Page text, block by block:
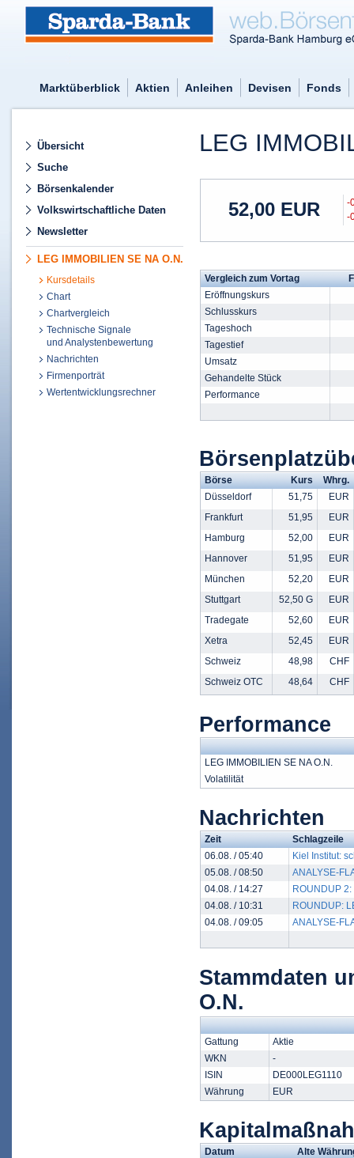
Marktüberblick Aktien Anleihen Devisen Fonds
Übersicht
Suche
Börsenkalender
Volkswirtschaftliche Daten
Newsletter
LEG IMMOBILIEN SE NA O.N.
Kursdetails
Chart
Chartvergleich
Technische Signale
und Analystenbewertung
Nachrichten
Firmenporträt
Wertentwicklungsrechner
LEG
52,00 EUR
-
-
Vergleich zum Vortag
Eröffnungskurs
Schlusskurs
Tageshoch
Tagestief
Umsatz
Gehandelte Stück
Performance
Börse Kurs
Whrg.
Düsseldorf
51,75
EUR
Frankfurt
51,95
EUR
Hamburg
52,00
EUR
Hannover
51,95
EUR
München
52,20
EUR
Stuttgart
52,50 G
EUR
Tradegate
52,60
EUR
Xetra
52,45
EUR
Schweiz
48,98
CHF
Schweiz OTC
48,64 CHF
Performance
LEG IMMOBILIEN SE NA O.N.
Volatilität
Nachrichten
Zeit
Schlagzeile
06.08. / 05:40
Kiel Institut:
05.08. / 08:50
ANALYSE-
04.08. / 14:27
ROUNDUP
04.08. / 10:31
ROUNDUP:
04.08. / 09:05
ANALYSE-
Stammdaten
O.N.
Gattung
Aktie
WKN
-
ISIN
DE000LEG1110
Währung
EUR
Datum
Alte